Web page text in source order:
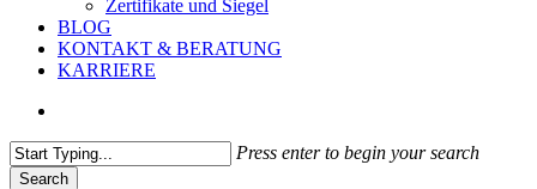
Zertifikate und Siegel
BLOG
KONTAKT & BERATUNG
KARRIERE
Press enter to begin your search
Search